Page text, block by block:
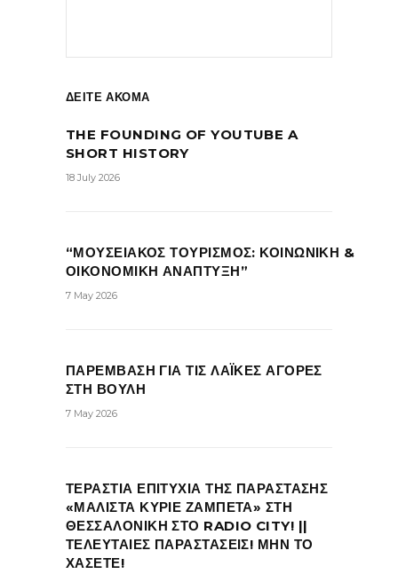
ΔΕΙΤΕ ΑΚΟΜΑ
THE FOUNDING OF YOUTUBE A
SHORT HISTORY
18 July 2026
“ΜΟΥΣΕΙΑΚΟΣ ΤΟΥΡΙΣΜΟΣ: ΚΟΙΝΩΝΙΚΗ &
ΟΙΚΟΝΟΜΙΚΗ ΑΝΑΠΤΥΞΗ”
7 May 2026
ΠΑΡΕΜΒΑΣΗ ΓΙΑ ΤΙΣ ΛΑΪΚΕΣ ΑΓΟΡΕΣ
ΣΤΗ ΒΟΥΛΗ
7 May 2026
ΤΕΡΑΣΤΙΑ ΕΠΙΤΥΧΙΑ ΤΗΣ ΠΑΡΑΣΤΑΣΗΣ
«ΜΑΛΙΣΤΑ ΚΥΡΙΕ ΖΑΜΠΕΤΑ» ΣΤΗ
ΘΕΣΣΑΛΟΝΙΚΗ ΣΤΟ RADIO CITY! ||
ΤΕΛΕΥΤΑΙΕΣ ΠΑΡΑΣΤΑΣΕΙΣ! ΜΗΝ ΤΟ
ΧΑΣΕΤΕ!